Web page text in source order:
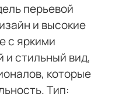
перьевой
и высокие
с яркими
и стильный вид,
которые
Тип: